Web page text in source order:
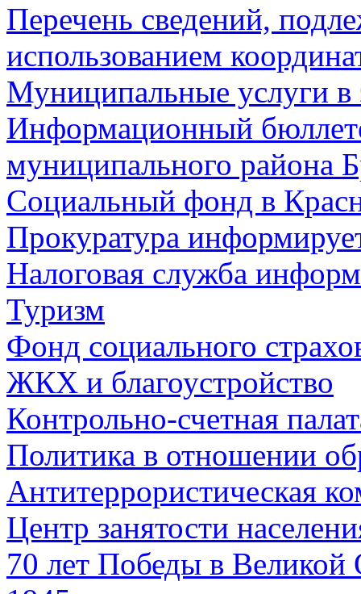
Перечень сведений,
использованием
Муниципальные услуги в
Информационный
муниципального района
Социальный фонд в
Прокуратура
Налоговая служба
Туризм
Фонд социального
ЖКХ и благоустройство
Контрольно-счетная
Политика в отношении
Антитеррористическая
Центр занятости
70 лет Победы в Великой